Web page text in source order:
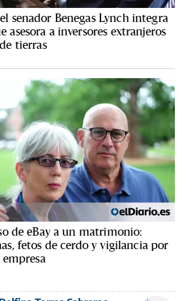
senador Benegas Lynch integra
asesora a inversores extranjeros
tierras
de eBay a un matrimonio:
fetos de cerdo y vigilancia por